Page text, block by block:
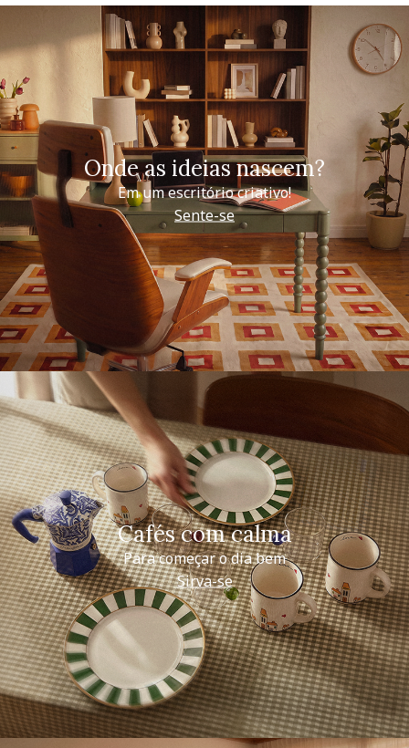
Onde as ideias nascem?
Em um escritório criativo!
Sente-se
Cafés com calma
Para começar o dia bem
Sirva-se